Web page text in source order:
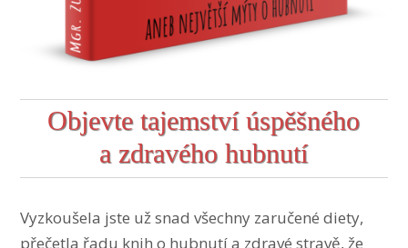
Objevte tajemství úspěšného
a zdravého hubnutí
Vyzkoušela jste už snad všechny zaručené diety,
přečetla řadu knih o hubnutí a zdravé stravě, že